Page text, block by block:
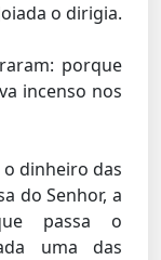
o dirigia.
porque
incenso nos
o dinheiro das
do Senhor, a
passa o
uma das